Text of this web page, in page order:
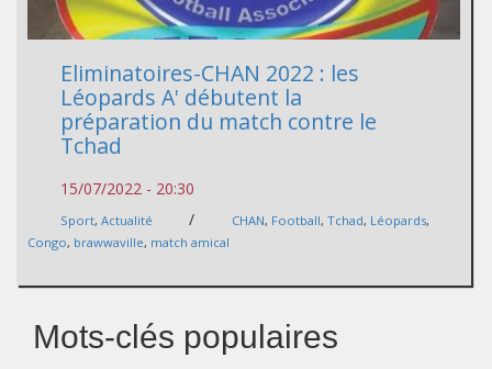
Eliminatoires-CHAN 2022 : les
Léopards A' débutent la
préparation du match contre le
Tchad
15/07/2022 - 20:30
Sport, Actualité / CHAN, Football, Tchad, Léopards,
Congo, brawwaville, match amical
Mots-clés populaires